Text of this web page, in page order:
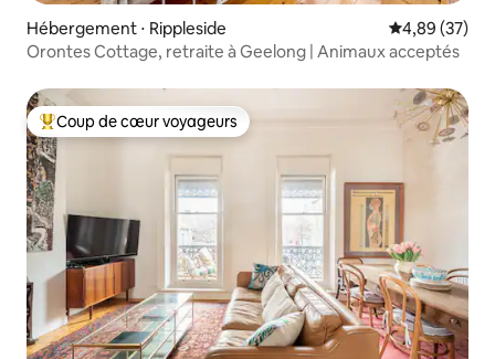
Hébergement ⋅ Rippleside Évaluation
4,89 (37)
Orontes Cottage, retraite à Geelong | Animaux acceptés
Coups de cœur voyageurs les plus appréciés
Coup de cœur voyageurs